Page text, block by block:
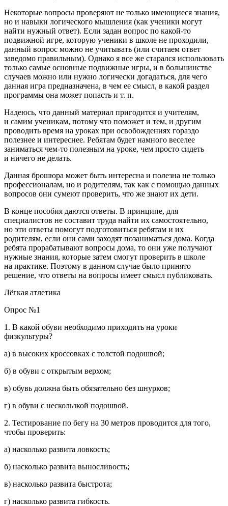
Некоторые вопросы проверяют не только имеющиеся знания,
но и навыки логического мышления (как ученики могут
найти нужный ответ). Если задан вопрос по какой-то
подвижной игре, которую ученики в школе не проходили,
данный вопрос можно не учитывать (или считаем ответ
заведомо правильным). Однако я все же старался использовать
только самые основные подвижные игры, и в большинстве
случаев можно или нужно логически догадаться, для чего
данная игра предназначена, в чем ее смысл, в какой раздел
программы она может попасть и т. п.
Надеюсь, что данный материал пригодится и учителям,
и самим ученикам, потому что поможет и тем, и другим
проводить время на уроках при освобождениях гораздо
полезнее и интереснее. Ребятам будет намного веселее
заниматься чем-то полезным на уроке, чем просто сидеть
и ничего не делать.
Данная брошюра может быть интересна и полезна не только
профессионалам, но и родителям, так как с помощью данных
вопросов они сумеют проверить, что же знают их дети.
В конце пособия даются ответы. В принципе, для
специалистов не составит труда найти их самостоятельно,
но эти ответы помогут подготовиться ребятам и их
родителям, если они сами заходят позаниматься дома. Когда
ребята прорабатывают вопросы дома, то они уже получают
нужные знания, которые затем смогут проверить в школе
на практике. Поэтому в данном случае было принято
решение, что ответы на вопросы имеет смысл публиковать.
Лёгкая атлетика
Опрос №1
1. В какой обуви необходимо приходить на уроки
физкультуры?
а) в высоких кроссовках с толстой подошвой;
б) в обуви с открытым верхом;
в) обувь должна быть обязательно без шнурков;
г) в обуви с нескользкой подошвой.
2. Тестирование по бегу на 30 метров проводится для того,
чтобы проверить:
а) насколько развита ловкость;
б) насколько развита выносливость;
в) насколько развита быстрота;
г) насколько развита гибкость.